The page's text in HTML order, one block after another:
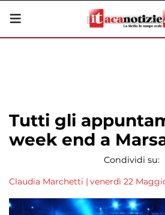
Tutti gli
week end a
Condividi su:
Claudia Marchetti | venerdì 22 Maggio